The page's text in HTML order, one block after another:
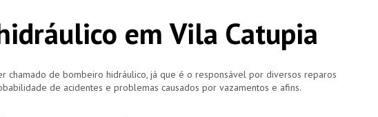
em Vila Catupia
chamado de bombeiro hidráulico, já que é o responsável por diversos reparos
de acidentes e problemas causados por vazamentos e afins.